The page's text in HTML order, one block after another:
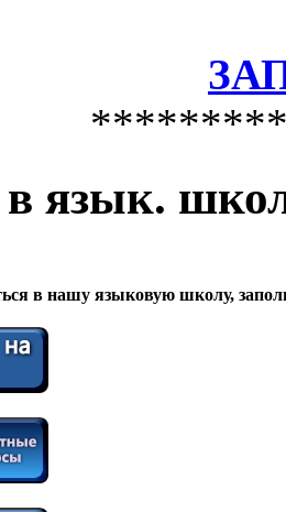
в язык.
в нашу языковую школу,